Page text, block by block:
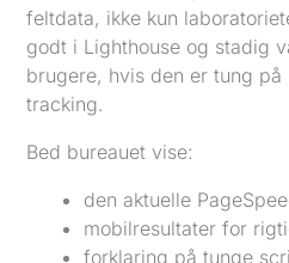
feltdata, ikke kun
godt i Lighthouse og stadig
brugere, hvis den er tung
tracking.
Bed bureauet vise:
den aktuelle
mobilresultater for
forklaring på tunge